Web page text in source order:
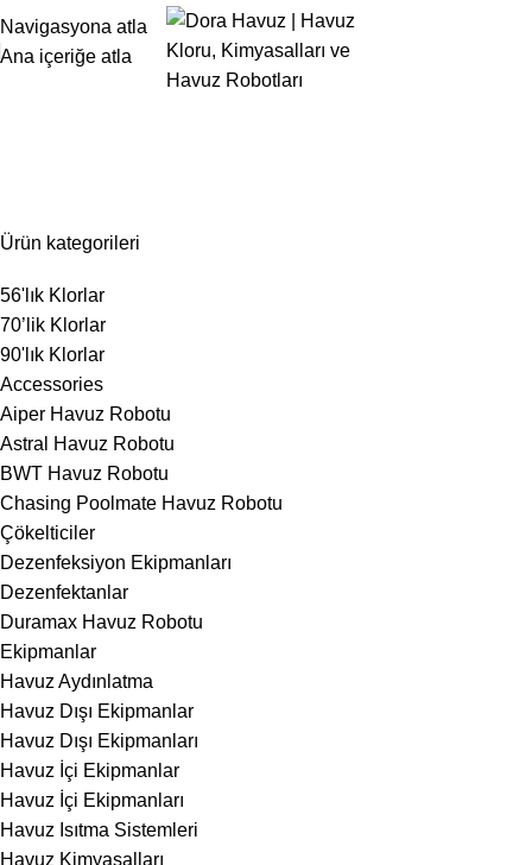
Navigasyona atla
Ana içeriğe atla
Ürün kategorileri
56'lık Klorlar
70’lik Klorlar
90'lık Klorlar
Accessories
Aiper Havuz Robotu
Astral Havuz Robotu
BWT Havuz Robotu
Chasing Poolmate Havuz Robotu
Çökelticiler
Dezenfeksiyon Ekipmanları
Dezenfektanlar
Duramax Havuz Robotu
Ekipmanlar
Havuz Aydınlatma
Havuz Dışı Ekipmanlar
Havuz Dışı Ekipmanları
Havuz İçi Ekipmanlar
Havuz İçi Ekipmanları
Havuz Isıtma Sistemleri
Havuz Kimyasalları